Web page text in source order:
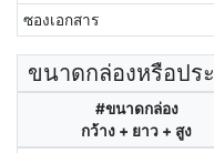
ซองเอกสาร
ขนาดกล่องหรือปร
#ขนาดกล่อง
กว้าง + ยาว + สูง